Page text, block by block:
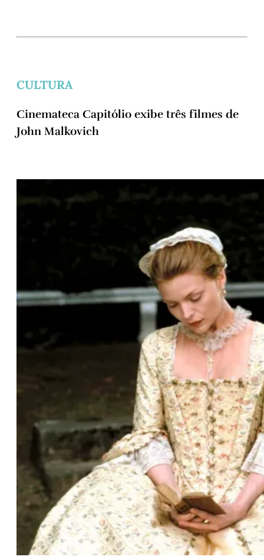
CULTURA
Cinemateca Capitólio exibe três filmes de
John Malkovich